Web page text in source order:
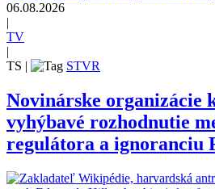
06.08.2026
|
TV
|
TS | STVR
Novinárske organizácie
vyhýbavé rozhodnutie
regulátora a ignoranciu